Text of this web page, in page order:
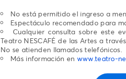
No está permitido el ingreso a
Espectáculo recomendado para
Cualquier consulta sobre este
Teatro NESCAFÉ de las Artes a
No se atienden llamados telefónicos.
Más información en www.teatro-